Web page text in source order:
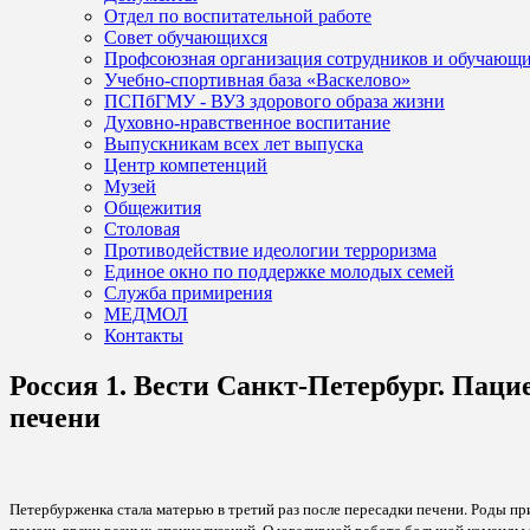
Отдел по воспитательной работе
Совет обучающихся
Профсоюзная организация сотрудников и
Учебно-спортивная база «Васкелово»
ПСПбГМУ - ВУЗ здорового образа жизни
Духовно-нравственное воспитание
Выпускникам всех лет выпуска
Центр компетенций
Музей
Общежития
Столовая
Противодействие идеологии терроризма
Единое окно по поддержке молодых семей
Служба примирения
МЕДМОЛ
Контакты
Россия 1. Вести Санкт-Петербург.
печени
Петербурженка стала матерью в третий раз после пересадки печени. Роды